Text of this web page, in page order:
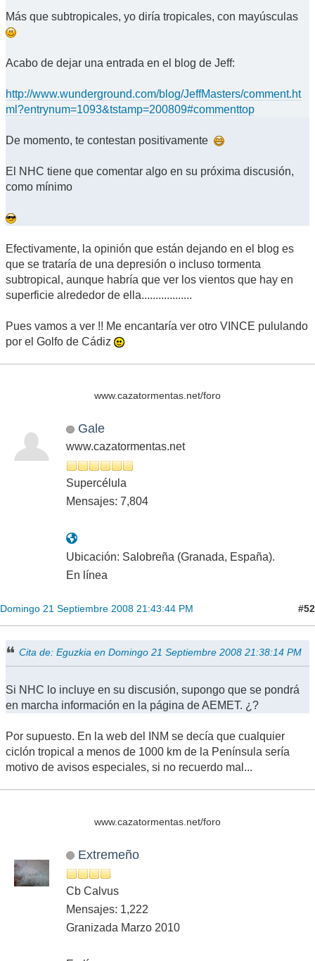
Más que subtropicales, yo diría tropicales, con mayúsculas
Acabo de dejar una entrada en el blog de Jeff:
http://www.wunderground.com/blog/JeffMasters/comment.ht
ml?entrynum=1093&tstamp=200809#commenttop
De momento, te contestan positivamente
El NHC tiene que comentar algo en su próxima discusión,
como mínimo
Efectivamente, la opinión que están dejando en el blog es
que se trataría de una depresión o incluso tormenta
subtropical, aunque habría que ver los vientos que hay en
superficie alrededor de ella..................
Pues vamos a ver !! Me encantaría ver otro VINCE pululando
por el Golfo de Cádiz
www.cazatormentas.net/foro
Gale
www.cazatormentas.net
Supercélula
Mensajes: 7,804
Ubicación: Salobreña (Granada, España).
En línea
Domingo 21 Septiembre 2008 21:43:44 PM #52
Cita de: Eguzkia en Domingo 21 Septiembre 2008 21:38:14 PM
Si NHC lo incluye en su discusión, supongo que se pondrá
en marcha información en la página de AEMET. ¿?
Por supuesto. En la web del INM se decía que cualquier
ciclón tropical a menos de 1000 km de la Península sería
motivo de avisos especiales, si no recuerdo mal...
www.cazatormentas.net/foro
Extremeño
Cb Calvus
Mensajes: 1,222
Granizada Marzo 2010